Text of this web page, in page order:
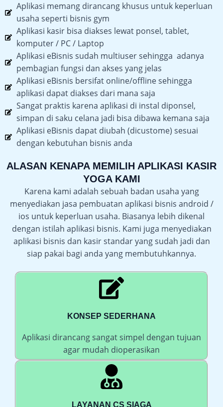
Aplikasi memang dirancang khusus untuk keperluan
usaha seperti bisnis gym
Aplikasi kasir bisa diakses lewat ponsel, tablet,
komputer / PC / Laptop
Aplikasi eBisnis sudah multiuser sehingga adanya
pembagian fungsi dan akses yang jelas
Aplikasi eBisnis bersifat online/offline sehingga
aplikasi dapat diakses dari mana saja
Sangat praktis karena aplikasi di instal diponsel,
simpan di saku celana jadi bisa dibawa kemana saja
Aplikasi eBisnis dapat diubah (dicustome) sesuai
dengan kebutuhan bisnis anda
ALASAN KENAPA MEMILIH APLIKASI KASIR
YOGA KAMI
Karena kami adalah sebuah badan usaha yang
menyediakan jasa pembuatan aplikasi bisnis android /
ios untuk keperluan usaha. Biasanya lebih dikenal
dengan istilah aplikasi bisnis. Kami juga menyediakan
aplikasi bisnis dan kasir standar yang sudah jadi dan
siap pakai bagi anda yang membutuhkannya.
KONSEP SEDERHANA
Aplikasi dirancang sangat simpel dengan tujuan
agar mudah dioperasikan
LAYANAN CS SIAGA